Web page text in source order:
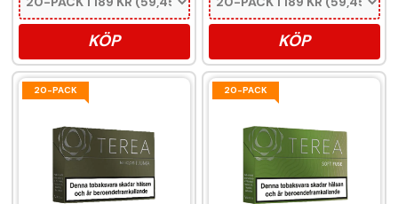
KÖP KÖP
20-PACK 20-PACK